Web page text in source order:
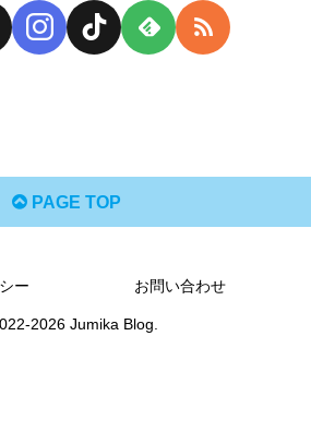
PAGE TOP
ー お問い合わせ
2026 Jumika Blog.